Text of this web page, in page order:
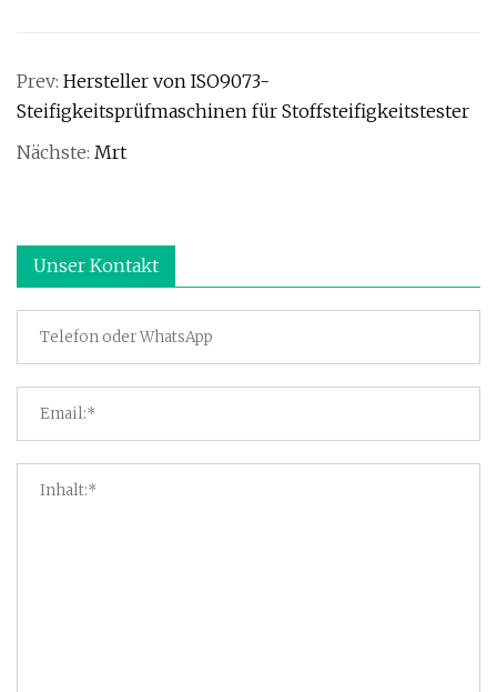
Prev: Hersteller von ISO9073-
Steifigkeitsprüfmaschinen für Stoffsteifigkeitstester
Nächste: Mrt
Unser Kontakt